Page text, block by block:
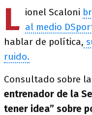
L ionel Scaloni
al medio
hablar de política,
ruido.
Consultado sobre
entrenador de la
tener idea” sobre